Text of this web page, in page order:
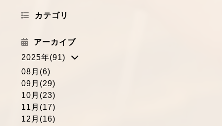
カテゴリ
アーカイブ
2025年(91)
08月(6)
09月(29)
10月(23)
11月(17)
12月(16)